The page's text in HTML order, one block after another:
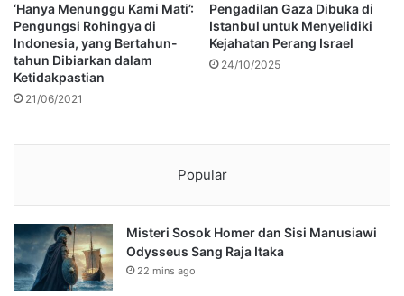
‘Hanya Menunggu Kami Mati’:
Pengungsi Rohingya di
Indonesia, yang Bertahun-
tahun Dibiarkan dalam
Ketidakpastian
21/06/2021
Pengadilan Gaza Dibuka di
Istanbul untuk Menyelidiki
Kejahatan Perang Israel
24/10/2025
Popular
Misteri Sosok Homer dan Sisi Manusiawi
Odysseus Sang Raja Itaka
22 mins ago